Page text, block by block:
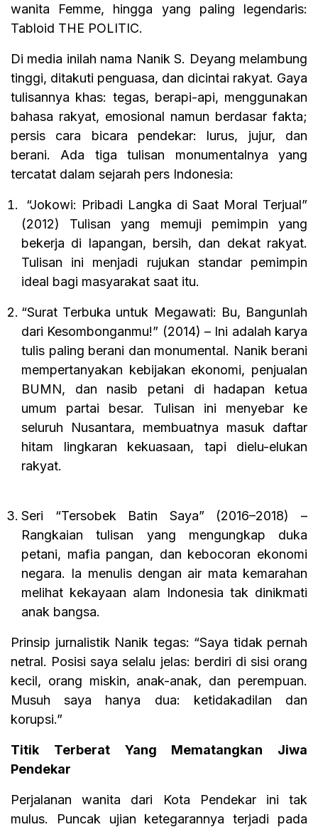
wanita Femme, hingga yang paling legendaris:
Tabloid THE POLITIC.
Di media inilah nama Nanik S. Deyang melambung
tinggi, ditakuti penguasa, dan dicintai rakyat. Gaya
tulisannya khas: tegas, berapi-api, menggunakan
bahasa rakyat, emosional namun berdasar fakta;
persis cara bicara pendekar: lurus, jujur, dan
berani. Ada tiga tulisan monumentalnya yang
tercatat dalam sejarah pers Indonesia:
“Jokowi: Pribadi Langka di Saat Moral Terjual”
(2012) Tulisan yang memuji pemimpin yang
bekerja di lapangan, bersih, dan dekat rakyat.
Tulisan ini menjadi rujukan standar pemimpin
ideal bagi masyarakat saat itu.​
“Surat Terbuka untuk Megawati: Bu, Bangunlah
dari Kesombonganmu!” (2014) – Ini adalah karya
tulis paling berani dan monumental. Nanik berani
mempertanyakan kebijakan ekonomi, penjualan
BUMN, dan nasib petani di hadapan ketua
umum partai besar. Tulisan ini menyebar ke
seluruh Nusantara, membuatnya masuk daftar
hitam lingkaran kekuasaan, tapi dielu-elukan
rakyat.
Seri “Tersobek Batin Saya” (2016–2018) –
Rangkaian tulisan yang mengungkap duka
petani, mafia pangan, dan kebocoran ekonomi
negara. Ia menulis dengan air mata kemarahan
melihat kekayaan alam Indonesia tak dinikmati
anak bangsa.
Prinsip jurnalistik Nanik tegas: “Saya tidak pernah
netral. Posisi saya selalu jelas: berdiri di sisi orang
kecil, orang miskin, anak-anak, dan perempuan.
Musuh saya hanya dua: ketidakadilan dan
korupsi.”
Titik Terberat Yang Mematangkan Jiwa
Pendekar
Perjalanan wanita dari Kota Pendekar ini tak
mulus. Puncak ujian ketegarannya terjadi pada